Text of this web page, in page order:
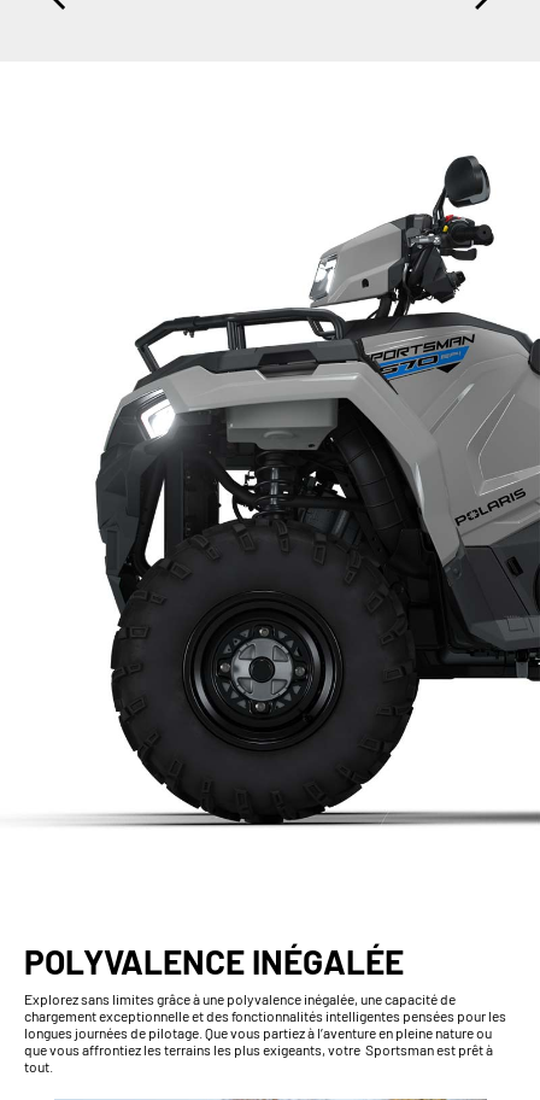
POLYVALENCE INÉGALÉE
Explorez sans limites grâce à une polyvalence inégalée, une capacité de
chargement exceptionnelle et des fonctionnalités intelligentes pensées pour les
longues journées de pilotage. Que vous partiez à l’aventure en pleine nature ou
que vous affrontiez les terrains les plus exigeants, votre Sportsman est prêt à
tout.